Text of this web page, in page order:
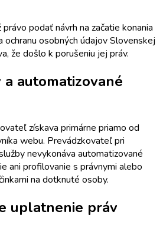
podať návrh na začatie konania
osobných údajov Slovenskej
že došlo k porušeniu jej práv.
automatizované
získava primárne priamo od
webu. Prevádzkovateľ pri
nevykonáva automatizované
ani profilovanie s právnymi alebo
na dotknuté osoby.
uplatnenie práv